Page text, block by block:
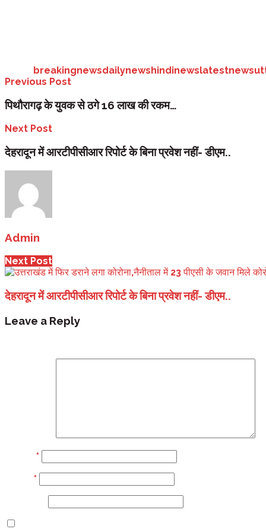
breakingnewsdailynewshindinewslatestnews
Previous Post
पिथौरागढ़ के युवक से ठगे 16 लाख की रकम…
Next Post
देहरादून में आरटीपीसीआर रिपोर्ट के बिना प्रवेश नहीं- डीएम..
Admin
Next Post
देहरादून में आरटीपीसीआर रिपोर्ट के बिना प्रवेश नहीं- डीएम..
Leave a Reply
*
*